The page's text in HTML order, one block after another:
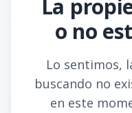
La
o no
Lo sentimos,
buscando no
en este